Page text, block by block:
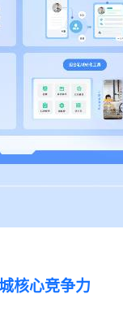
核心竞争力